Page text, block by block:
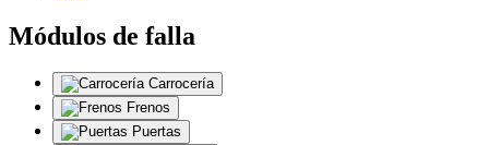
Módulos de falla
Carrocería
Frenos
Puertas